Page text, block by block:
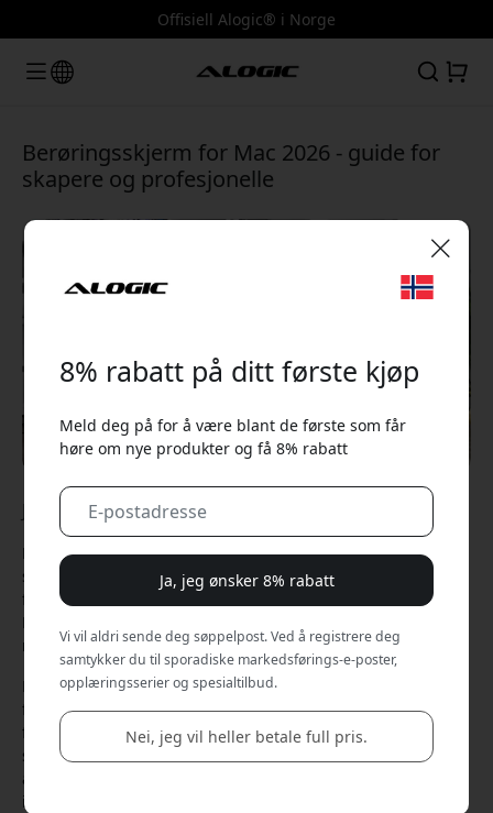
Offisiell Alogic® i Norge
Berøringsskjerm for Mac 2026 - guide for
skapere og profesjonelle
Jun 09, 2026
Ryktene om en MacBook Pro med berøringsskjerm har
sirkulert i flere år. Nå peker flere opplysninger på at Apple
faktisk kan være på vei til å lansere en berøringsskjerm til
MacBook en gang mot slutten av 2026 eller i 2027. For
mange kreatører høres det selvsagt fristende ut.
Men sannheten er at du ikke trenger å vente på Apple for å
få en berøringsskjerm til Macen din allerede i dag. Det
finnes flere eksterne skjermer som fungerer utmerket
sammen med MacBook og Mac mini, og for enkelte
arbeidsflyter kan de faktisk være langt mer nyttige enn en
innebygd berøringsskjerm i en bærbar PC.
8% rabatt på ditt første kjøp
Meld deg på for å være blant de første som får
høre om nye produkter og få 8% rabatt
Ja, jeg ønsker 8% rabatt
Vi vil aldri sende deg søppelpost. Ved å registrere deg
samtykker du til sporadiske markedsførings-e-poster,
opplæringsserier og spesialtilbud.
Nei, jeg vil heller betale full pris.
🎉 Din rabattkode: